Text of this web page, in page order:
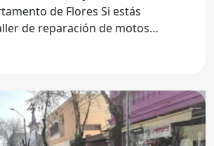
de Flores Si estás
de reparación de motos